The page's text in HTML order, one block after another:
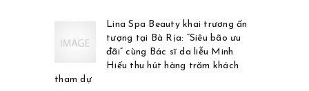
Lina Spa Beauty khai trương ấn
tượng tại Bà Rịa: “Siêu bão ưu
đãi” cùng Bác sĩ da liễu Minh
Hiếu thu hút hàng trăm khách
tham dự